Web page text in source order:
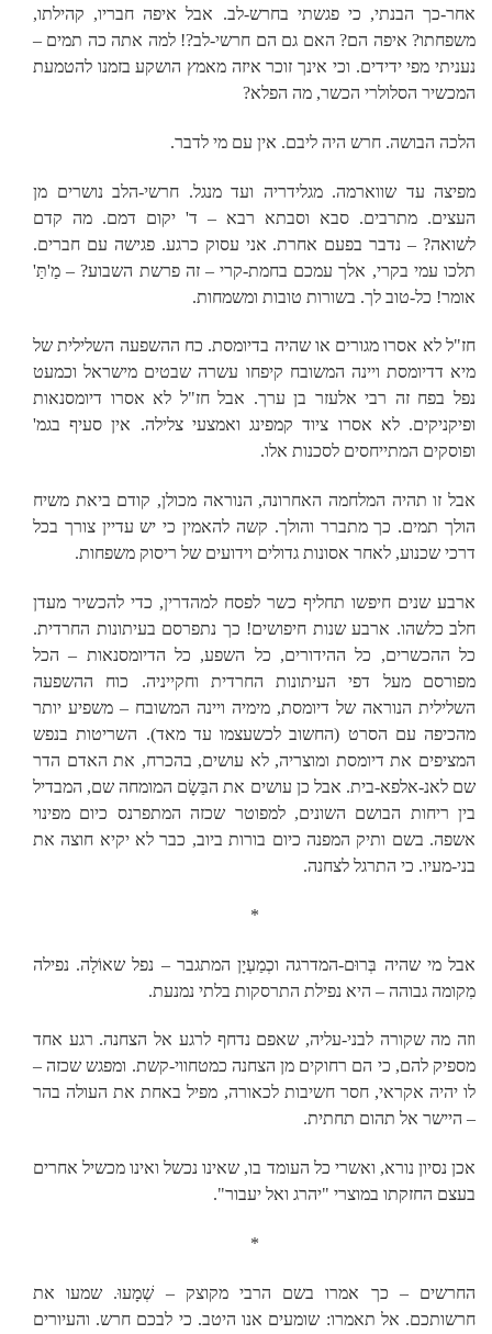
אחר-כך הבנתי, כי פגשתי בחרש-לב. אבל איפה חבריו, קהילתו,
משפחתו? איפה הם? האם גם הם חרשי-לב?! למה אתה כה תמים –
נעניתי מפי ידידים. וכי אינך זוכר איזה מאמץ הושקע בזמנו להטמעת
המכשיר הסלולרי הכשר, מה הפלא?
הלכה הבושה. חרש היה ליבם. אין עם מי לדבר.
מפיצה עד שווארמה. מגלידריה ועד מנגל. חרשי-הלב נושרים מן
העצים. מתרבים. סבא וסבתא רבא – ד' יקום דמם. מה קדם
לשואה? – נדבר בפעם אחרת. אני עסוק כרגע. פגישה עם חברים.
תלכו עמי בקרי, אלך עמכם בחמת-קרי – זה פרשת השבוע? – מַ'תַּ'
אומר! כל-טוב לך. בשורות טובות ומשמחות.
חז"ל לא אסרו מגורים או שהיה בדיומסת. כח ההשפעה השלילית של
מיא דדיומסת ויינה המשובח קיפחו עשרה שבטים מישראל וכמעט
נפל בפח זה רבי אלעזר בן ערך. אבל חז"ל לא אסרו דיומסנאות
ופיקניקים. לא אסרו ציוד קמפינג ואמצעי צלילה. אין סעיף בגמ'
ופוסקים המתייחסים לסכנות אלו.
אבל זו תהיה המלחמה האחרונה, הנוראה מכולן, קודם ביאת משיח
הולך תמים. כך מתברר והולך. קשה להאמין כי יש עדיין צורך בכל
דרכי שכנוע, לאחר אסונות גדולים וידועים של ריסוק משפחות.
ארבע שנים חיפשו תחליף כשר לפסח למהדרין, כדי להכשיר מעדן
חלב כלשהו. ארבע שנות חיפושים! כך נתפרסם בעיתונות החרדית.
כל ההכשרים, כל ההידורים, כל השפע, כל הדיומסנאות – הכל
מפורסם מעל דפי העיתונות החרדית וחקייניה. כוח ההשפעה
השלילית הנוראה של דיומסת, מימיה ויינה המשובח – משפיע יותר
מהכיפה עם הסרט (החשוב לכשעצמו עד מאד). השריטות בנפש
המציפים את דיומסת ומוצריה, לא עושים, בהכרח, את האדם הדר
שם לאנ-אלפא-בית. אבל כן עושים את הבַּשָׂם המומחה שם, המבדיל
בין ריחות הבושם השונים, למפוטר שכזה המתפרנס כיום מפינוי
אשפה. בשם ותיק המפנה כיום בורות ביוב, כבר לא יקיא חוצה את
בני-מעיו. כי התרגל לצחנה.
*
אבל מי שהיה בְּרוּם-המדרגה וכְמַעְיָן המתגבר – נפל שאוֹלָה. נפילה
מִקומה גבוהה – היא נפילת התרסקות בלתי נמנעת.
וזה מה שקורה לבני-עליה, שאפם נדחף לרגע אל הצחנה. רגע אחד
מספיק להם, כי הם רחוקים מן הצחנה כמטחווי-קשת. ומפגש שכזה –
לו יהיה אקראי, חסר חשיבות לכאורה, מפיל באחת את העולה בהר
– היישר אל תהום תחתית.
אכן נסיון נורא, ואשרי כל העומד בו, שאינו נכשל ואינו מכשיל אחרים
בעצם החזקתו במוצרי "יהרג ואל יעבור".
*
החרשים – כך אמרו בשם הרבי מקוצק – שְׁמָעוּ. שמעו את
חרשותכם. אל תאמרו: שומעים אנו היטב. כי לבכם חרש. והעיורים